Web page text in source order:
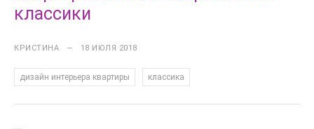
классики
КРИСТИНА — 18 ИЮЛЯ 2018
дизайн интерьера квартиры классика